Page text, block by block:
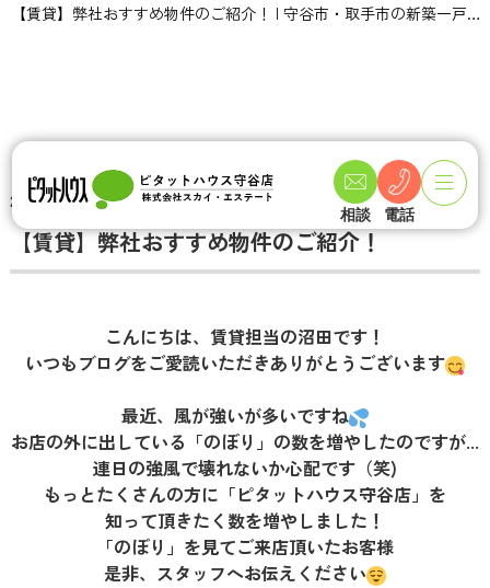
【賃貸】弊社おすすめ物件のご紹介！ | 守谷市・取手市の新築一戸建て・土地・一軒家購入情報ならピタットハウス守谷店 スカイ・エステート
相談 電話
2026-01-25
【賃貸】弊社おすすめ物件のご紹介！
こんにちは、賃貸担当の沼田です！
いつもブログをご愛読いただきありがとうございます
最近、風が強いが多いですね
お店の外に出している「のぼり」の数を増やしたのですが...
連日の強風で壊れないか心配です（笑)
もっとたくさんの方に「ピタットハウス守谷店」を
知って頂きたく数を増やしました！
「のぼり」を見てご来店頂いたお客様
是非、スタッフへお伝えください